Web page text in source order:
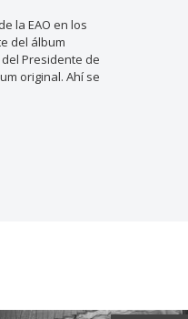
la EAO en los
del álbum
Presidente de
original. Ahí se